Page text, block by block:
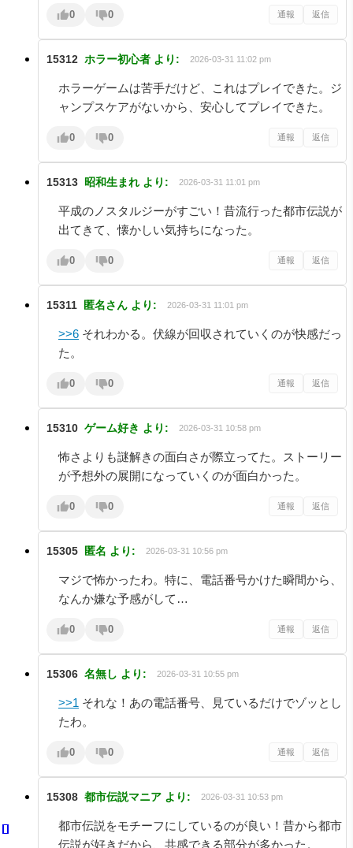
0 0 通報 返信
15312 ホラー初心者 より: 2026-03-31 11:02 pm
ホラーゲームは苦手だけど、これはプレイできた。ジ
ャンプスケアがないから、安心してプレイできた。
0 0 通報 返信
15313 昭和生まれ より: 2026-03-31 11:01 pm
平成のノスタルジーがすごい！昔流行った都市伝説が
出てきて、懐かしい気持ちになった。
0 0 通報 返信
15311 匿名さん より: 2026-03-31 11:01 pm
>>6 それわかる。伏線が回収されていくのが快感だっ
た。
0 0 通報 返信
15310 ゲーム好き より: 2026-03-31 10:58 pm
怖さよりも謎解きの面白さが際立ってた。ストーリー
が予想外の展開になっていくのが面白かった。
0 0 通報 返信
15305 匿名 より: 2026-03-31 10:56 pm
マジで怖かったわ。特に、電話番号かけた瞬間から、
なんか嫌な予感がして…
0 0 通報 返信
15306 名無し より: 2026-03-31 10:55 pm
>>1 それな！あの電話番号、見ているだけでゾッとし
たわ。
0 0 通報 返信
15308 都市伝説マニア より: 2026-03-31 10:53 pm
都市伝説をモチーフにしているのが良い！昔から都市
伝説が好きだから、共感できる部分が多かった。